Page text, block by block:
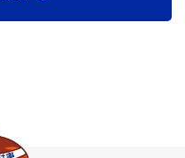
い合わせ窓口について